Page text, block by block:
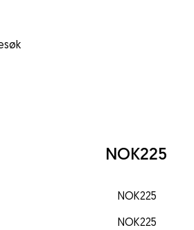
NOK225
NOK225
NOK225